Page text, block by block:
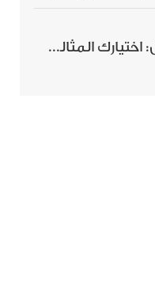
موضة الألوان الفاتحة للرجال: اختيارك المثالي لإطلالة صيفية مبهرة